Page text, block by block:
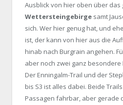
Ausblick von hier oben über das
Wettersteingebirge samt
sich. Wer hier genug hat, und
ist, der kann von hier aus die
hinab nach Burgrain angehen.
aber noch zwei ganz besondere
Der Enningalm-Trail und der
bis S3 ist alles dabei. Beide
Passagen fahrbar, aber gerade